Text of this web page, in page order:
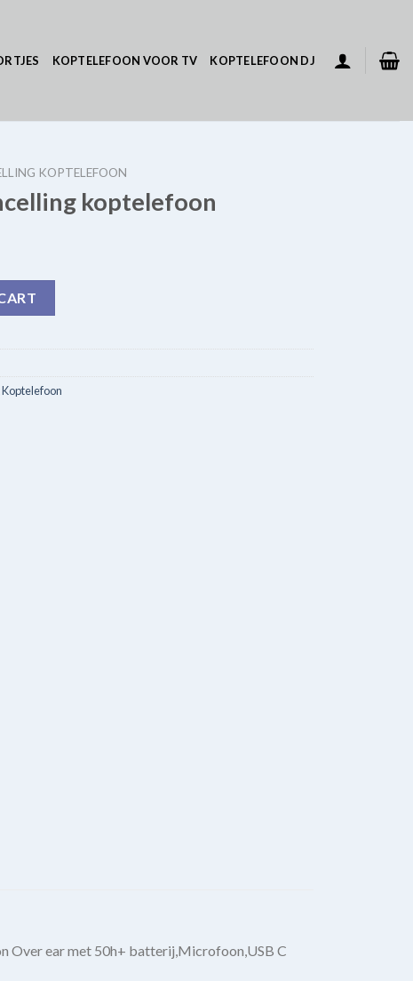
KOPTELEFOON VOOR TV KOPTELEFOON DJ
KOPTELEFOON
koptelefoon
Over ear met 50h+ batterij,Microfoon,USB C